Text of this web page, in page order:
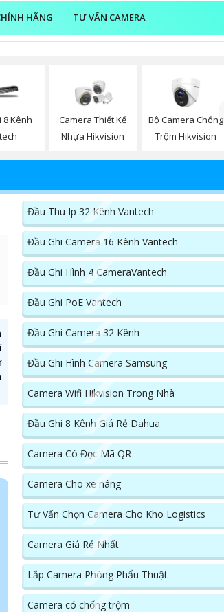
HÃNG TƯ VẤN CAMERA
8 Kênh
Camera Thiết Kế
Nhựa Hikvision
Bộ Camera Chống
Trộm Hikvision
Đầu Thu Ip 32 Kênh Vantech
Đầu Ghi Camera 16 Kênh Vantech
Đầu Ghi Hình 4 CameraVantech
Đầu Ghi PoE Vantech
Đầu Ghi Camera 32 Kênh
Đầu Ghi Hình Camera Samsung
Camera Wifi Hikvision Trong Nhà
Đầu Ghi 8 Kênh Giá Rẻ Dahua
Camera Có Đọc Mã QR
Camera Cho xe nâng
Tư Vấn Chọn Camera Cho Kho Logistics
Camera Giá Rẻ Nhất
Lắp Camera Phòng Phẩu Thuật
Camera có chống trộm